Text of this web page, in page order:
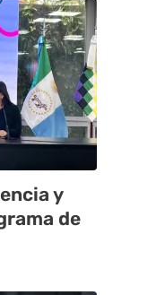
y
de